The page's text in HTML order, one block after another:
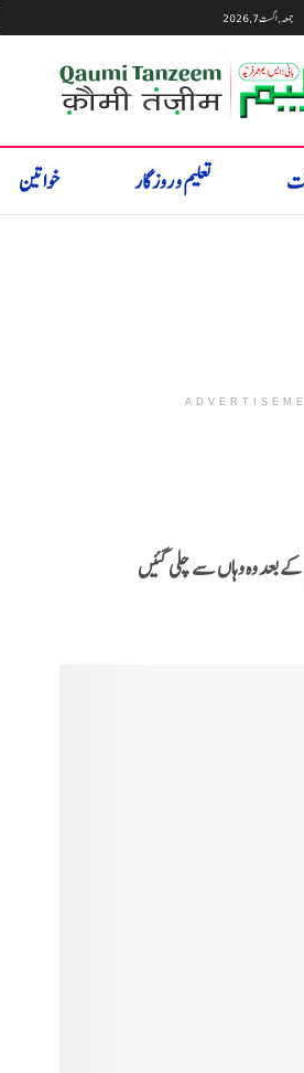
جمعہ, اگست 7, 2026
تعلیم و روزگار خواتین
کے بعد وہ وہاں سے چلی گئیں